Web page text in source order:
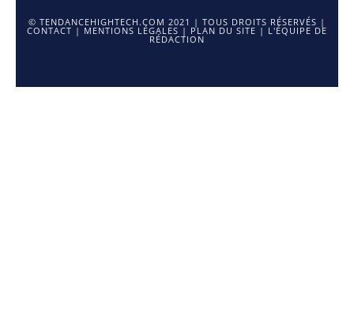
© TENDANCEHIGHTECH.COM 2021 | TOUS DROITS RÉSERVÉS |
CONTACT | MENTIONS LÉGALES | PLAN DU SITE | L'ÉQUIPE DE
RÉDACTION